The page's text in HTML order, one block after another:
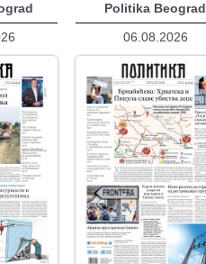
Politika Beograd
06.08.2026